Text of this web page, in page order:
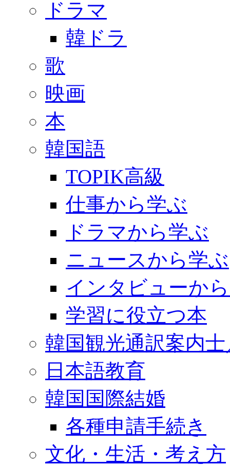
ドラマ
韓ドラ
歌
映画
本
韓国語
TOPIK高級
仕事から学ぶ
ドラマから学ぶ
ニュースから学ぶ
インタビューか
学習に役立つ本
韓国観光通訳案内
日本語教育
韓国国際結婚
各種申請手続き
文化・生活・考え方